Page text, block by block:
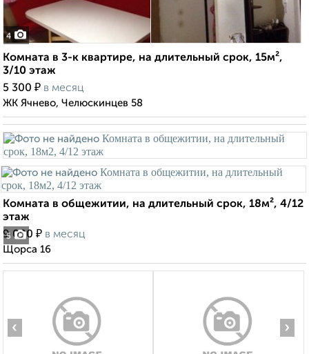
4
Комната в 3-к квартире, на длительный срок, 15м²,
3/10 этаж
5 300 ₽ в месяц
ЖК Ячнево, Челюскинцев 58
5
Комната в общежитии, на длительный срок, 18м², 4/12
этаж
9 000 ₽ в месяц
Щорса 16
‹ ›